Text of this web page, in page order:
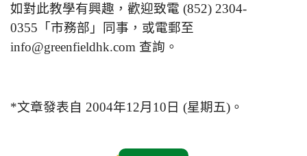
如對此教學有興趣，歡迎致電 (852) 2304-
0355「市務部」同事，或電郵至
info@greenfieldhk.com 查詢。
*文章發表自 2004年12月10日 (星期五)。